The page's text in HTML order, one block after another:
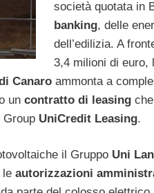
società quotata in
banking, delle
dell’edilizia. A
3,4 milioni di euro,
Canaro ammonta a
un contratto di leasing
UniCredit Leasing.
il Gruppo Uni
le autorizzazioni